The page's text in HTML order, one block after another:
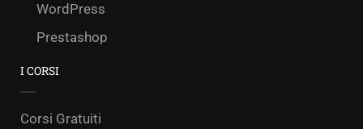
WordPress
Prestashop
I CORSI
Corsi Gratuiti